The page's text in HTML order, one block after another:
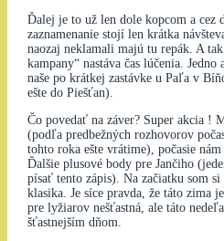
Ďalej je to už len dole kopcom a cez
zaznamenanie stojí len krátka
naozaj neklamali majú tu repák. A
kampany“ nastáva čas lúčenia.
naše po krátkej zastávke u Paľa v
ešte do Piešťan).
Čo povedať na záver? Super akcia !
(podľa predbežných rozhovorov
tohto roka ešte vrátime), počasie
Ďalšie plusové body pre Jančiho
písať tento zápis). Na začiatku som
klasika. Je síce pravda, že táto zima
pre lyžiarov nešťastná, ale táto
šťastnejším dňom.